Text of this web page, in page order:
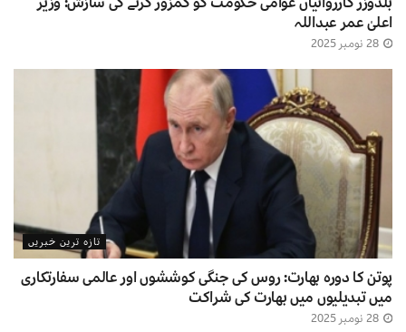
اعلیٰ عمر عبداللہ
تازہ ترین خبریں
پوتن کا دورہ بھارت: روس کی جنگی کوششوں اور عالمی سفارتکاری
میں تبدیلیوں میں بھارت کی شراکت